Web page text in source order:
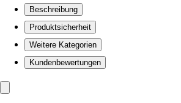
Beschreibung
Produktsicherheit
Weitere Kategorien
Kundenbewertungen